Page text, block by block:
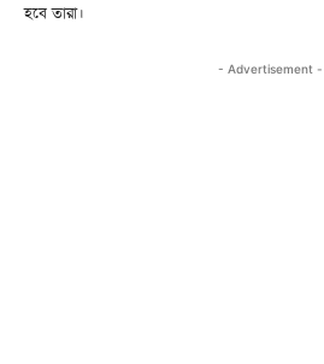
হবে তারা।
- Advertisement -